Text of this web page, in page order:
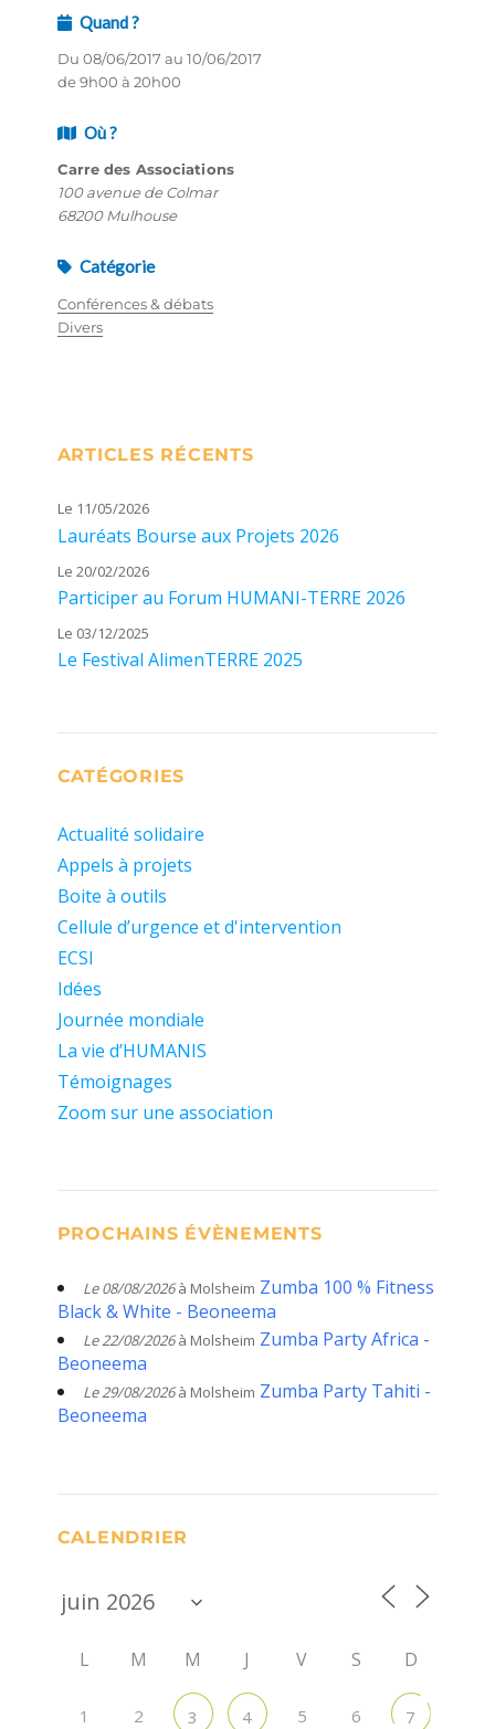
Quand ?
Du 08/06/2017 au 10/06/2017
de 9h00 à 20h00
Où ?
Carre des Associations
100 avenue de Colmar
68200 Mulhouse
Catégorie
Conférences & débats
Divers
ARTICLES RÉCENTS
Le 11/05/2026
Lauréats Bourse aux Projets 2026
Le 20/02/2026
Participer au Forum HUMANI-TERRE 2026
Le 03/12/2025
Le Festival AlimenTERRE 2025
CATÉGORIES
Actualité solidaire
Appels à projets
Boite à outils
Cellule d’urgence et d'intervention
ECSI
Idées
Journée mondiale
La vie d’HUMANIS
Témoignages
Zoom sur une association
PROCHAINS ÉVÈNEMENTS
Le 08/08/2026à Molsheim Zumba 100 % Fitness
Black & White - Beoneema
Le 22/08/2026à Molsheim Zumba Party Africa -
Beoneema
Le 29/08/2026à Molsheim Zumba Party Tahiti -
Beoneema
CALENDRIER
L M M J V S D
1 2 3 4 5 6 7